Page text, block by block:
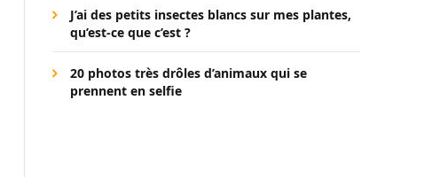
J’ai des petits insectes blancs sur mes plantes,
qu’est-ce que c’est ?
20 photos très drôles d’animaux qui se
prennent en selfie